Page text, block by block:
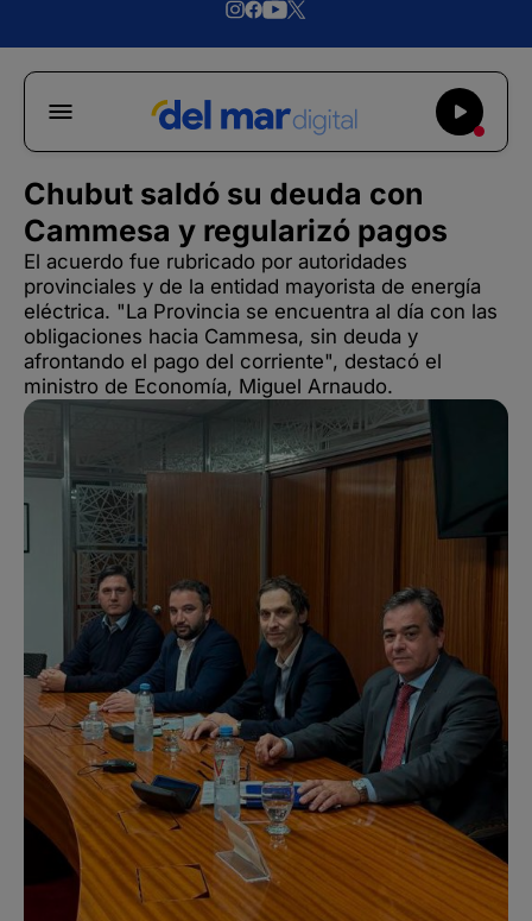
Chubut saldó su deuda con
Cammesa y regularizó pagos
El acuerdo fue rubricado por autoridades
provinciales y de la entidad mayorista de energía
eléctrica. "La Provincia se encuentra al día con las
obligaciones hacia Cammesa, sin deuda y
afrontando el pago del corriente", destacó el
ministro de Economía, Miguel Arnaudo.